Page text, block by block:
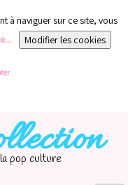
à naviguer sur ce site, vous
Modifier les cookies
pop culture